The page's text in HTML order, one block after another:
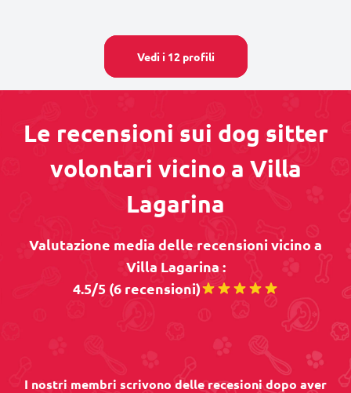
Vedi i 12 profili
Le recensioni sui dog sitter
volontari vicino a Villa
Lagarina
Valutazione media delle recensioni vicino a
Villa Lagarina :
4.5/5 (6 recensioni)
I nostri membri scrivono delle recesioni dopo aver